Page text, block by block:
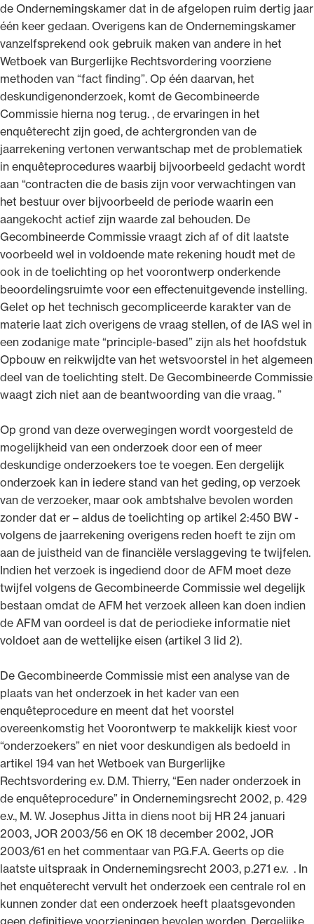
de Ondernemingskamer dat in de afgelopen ruim dertig jaar
één keer gedaan. Overigens kan de Ondernemingskamer
vanzelfsprekend ook gebruik maken van andere in het
Wetboek van Burgerlijke Rechtsvordering voorziene
methoden van “fact finding”. Op één daarvan, het
deskundigenonderzoek, komt de Gecombineerde
Commissie hierna nog terug. , de ervaringen in het
enquêterecht zijn goed, de achtergronden van de
jaarrekening vertonen verwantschap met de problematiek
in enquêteprocedures waarbij bijvoorbeeld gedacht wordt
aan “contracten die de basis zijn voor verwachtingen van
het bestuur over bijvoorbeeld de periode waarin een
aangekocht actief zijn waarde zal behouden. De
Gecombineerde Commissie vraagt zich af of dit laatste
voorbeeld wel in voldoende mate rekening houdt met de
ook in de toelichting op het voorontwerp onderkende
beoordelingsruimte voor een effectenuitgevende instelling.
Gelet op het technisch gecompliceerde karakter van de
materie laat zich overigens de vraag stellen, of de IAS wel in
een zodanige mate “principle-based” zijn als het hoofdstuk
Opbouw en reikwijdte van het wetsvoorstel in het algemeen
deel van de toelichting stelt. De Gecombineerde Commissie
waagt zich niet aan de beantwoording van die vraag. ”
Op grond van deze overwegingen wordt voorgesteld de
mogelijkheid van een onderzoek door een of meer
deskundige onderzoekers toe te voegen. Een dergelijk
onderzoek kan in iedere stand van het geding, op verzoek
van de verzoeker, maar ook ambtshalve bevolen worden
zonder dat er – aldus de toelichting op artikel 2:450 BW -
volgens de jaarrekening overigens reden hoeft te zijn om
aan de juistheid van de financiële verslaggeving te twijfelen.
Indien het verzoek is ingediend door de AFM moet deze
twijfel volgens de Gecombineerde Commissie wel degelijk
bestaan omdat de AFM het verzoek alleen kan doen indien
de AFM van oordeel is dat de periodieke informatie niet
voldoet aan de wettelijke eisen (artikel 3 lid 2).
De Gecombineerde Commissie mist een analyse van de
plaats van het onderzoek in het kader van een
enquêteprocedure en meent dat het voorstel
overeenkomstig het Voorontwerp te makkelijk kiest voor
“onderzoekers” en niet voor deskundigen als bedoeld in
artikel 194 van het Wetboek van Burgerlijke
Rechtsvordering e.v. D.M. Thierry, “Een nader onderzoek in
de enquêteprocedure” in Ondernemingsrecht 2002, p. 429
e.v., M. W. Josephus Jitta in diens noot bij HR 24 januari
2003, JOR 2003/56 en OK 18 december 2002, JOR
2003/61 en het commentaar van P.G.F.A. Geerts op die
laatste uitspraak in Ondernemingsrecht 2003, p.271 e.v. . In
het enquêterecht vervult het onderzoek een centrale rol en
kunnen zonder dat een onderzoek heeft plaatsgevonden
geen definitieve voorzieningen bevolen worden. Dergelijke